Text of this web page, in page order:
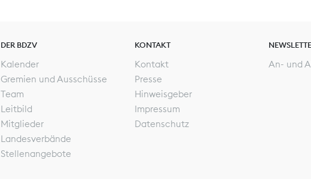
DER BDZV
Kalender
Gremien und Ausschüsse
Team
Leitbild
Mitglieder
Landesverbände
Stellenangebote
KONTAKT
Kontakt
Presse
Hinweisgeber
Impressum
Datenschutz
An- und